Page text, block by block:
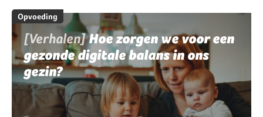
Opvoeding
[Verhalen]Hoe zorgen we voor een
gezonde digitale balans in ons
gezin?